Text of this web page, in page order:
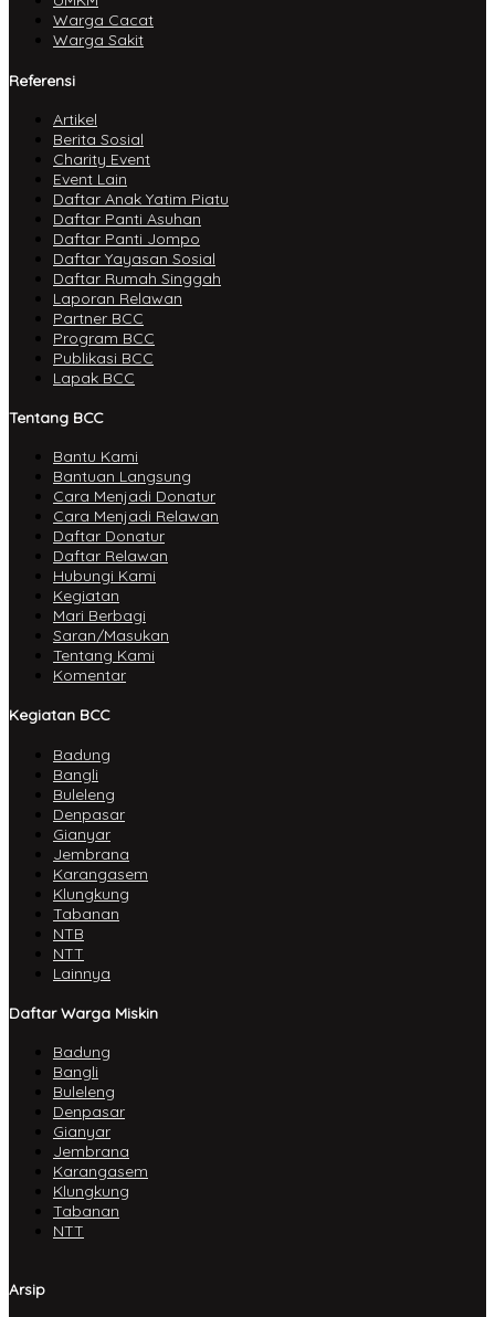
Warga Cacat
Warga Sakit
Referensi
Artikel
Berita Sosial
Charity Event
Event Lain
Daftar Anak Yatim Piatu
Daftar Panti Asuhan
Daftar Panti Jompo
Daftar Yayasan Sosial
Daftar Rumah Singgah
Laporan Relawan
Partner BCC
Program BCC
Publikasi BCC
Lapak BCC
Tentang BCC
Bantu Kami
Bantuan Langsung
Cara Menjadi Donatur
Cara Menjadi Relawan
Daftar Donatur
Daftar Relawan
Hubungi Kami
Kegiatan
Mari Berbagi
Saran/Masukan
Tentang Kami
Komentar
Kegiatan BCC
Badung
Bangli
Buleleng
Denpasar
Gianyar
Jembrana
Karangasem
Klungkung
Tabanan
NTB
NTT
Lainnya
Daftar Warga Miskin
Badung
Bangli
Buleleng
Denpasar
Gianyar
Jembrana
Karangasem
Klungkung
Tabanan
NTT
Arsip